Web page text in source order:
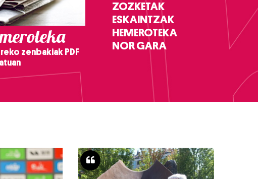
zenbakiak PDF
ZOZKETAK
ESKAINTZAK
HEMEROTEKA
NOR GARA